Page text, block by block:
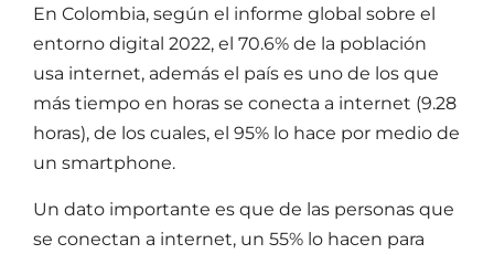
En Colombia, según el informe global sobre el
entorno digital 2022, el 70.6% de la población
usa internet, además el país es uno de los que
más tiempo en horas se conecta a internet (9.28
horas), de los cuales, el 95% lo hace por medio de
un smartphone.
Un dato importante es que de las personas que
se conectan a internet, un 55% lo hacen para